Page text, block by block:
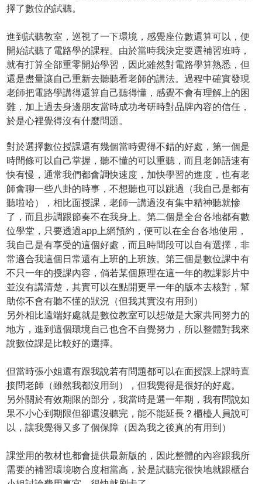
擇了數位的試聽。
進到試聽教室，巡視了一下環境，感覺座位數還算可以，便
開始試聽了電路學的課程。由於當時我決定要選補習班時，
就有打算全部重零開始學習，因此雖然對電路學算熟悉，但
還是盡量讓自己重新去聽聽看老師的講法。過程中確實發現
老師把電路學講得還算自己聽得懂，感覺不會有理解上的困
難，加上過去身邊朋友當時成功考研時對品牌內容的信任，
於是心裡覺得沒有什麼問題。
對於選擇數位授課還有幾個當時覺得不錯的好處，第一個是
時間條可以自己掌握，聽不懂的可以重聽，而且老師語速有
快有慢，通常我們都會調快速度，加快學習的進度，也有老
師會聊一些八卦的時事，不想聽也可以跳過（我自己是都有
聽啦哈），相比面授課，老師一講過沒有集中精神聽就慘
了，而且步調跟節奏不在我身上。第二個是全台各地都有數
位學堂，只要透過app上網預約，便可以在全台各地使用，
我自己是有享受的這個好處，而且時間段可以自有選擇，非
常適合我這個日常還有上班的上班族。第三個是數位課中有
不只一年的授課內容，倘若某個原理在這一年的教課影片中
並沒有講清楚，其實可以在點開更早一年的版本去核對，幫
助你不會有聽不懂的狀況（但我其實沒有用到）
另外相比遠端好處就是數位教室可以想做是大家共同努力的
地方，進到這個環境自己也會不自覺努力，所以整體對我來
說數位課是比較好的選擇。
但當時張小姐還有跟我說若有問題都可以在面授課上課時直
接問老師（雖然我都沒用到），但我覺得是很好的好處。
另外關於有效期限的部分，我當時是選一年期，我有問說如
果不小心到期限但卻還沒聽完，能不能延長？櫃檯人員說可
以，讓我覺得又多了個保障（因為我之後真的有用到）
課堂用的教材也都會提供最新版的，因此整體的內容跟我所
需要的補習環境吻合度相當高，於是試聽完很快地就跟櫃台